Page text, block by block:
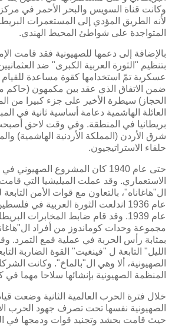
وكانت قناة السويس والبحر الأحمر في مركز
لأنه الطريق المؤدي إلى المستعمرات
المتواجدة على شواطئ المحيط الهندي.
بالإضافة إلى دعمها للصهيونية فقد قامت
بتنظيم "الثورة العربية الكبرى" ضد
عسكرية تمّ استخدامها كقوة مساعدة للقيام
ضمن الاتفاق الذي عقد بين مكمهون
الحجاز) سيطرة الأخير على جزء كبيرا من
العائلة الهاشمية دعامة أساسية ثانية في
بريطانيا في المنطقة. وفي وقت لاحق
شرق الأردن (المملكة الأردنية الهاشمية)
حلفاء الاستراتيجيون.
حتى عام 1940 كان المشروع
الاستعماري. وقد عملت الميليشيا التي قامت
ال"هاغاناه"، بالتعاون مع قوات الأمن
عام 1936 اندلعت الثورة العربية في
عام 1939. وقد قام ضابط المخابرات
مجموعة وحدات كوماندوز من أفراد
بمثابة رأس الحربة في عملية قمع التمرد.
الليل" التابعة ل "فينغيت" القوة الضاربة
الصهيونية، ألا وهي ال"بالماخ". وكانت
المنظمة الصهيونية بإنشائها سلاحا مهما
خلال فترة الحرب العالمية الثانية وضعت
الصهيونية نفسها تحت تصرف جهود الحرب
حيث قامت بحشد وتجنيد قوات ودمجها في